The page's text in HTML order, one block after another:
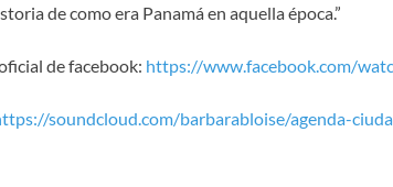
de como era Panamá en aquella época.”
de facebook: https://www.facebook.com/
soundcloud.com/barbarabloise/agenda-